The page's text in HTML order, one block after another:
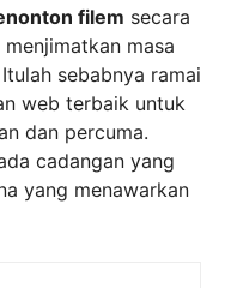
filem secara
masa
sebabnya ramai
web terbaik untuk
dan percuma.
cadangan yang
yang menawarkan